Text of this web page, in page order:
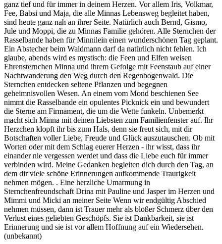
ganz tief und für immer in deinem Herzen. Vor allem Iris, Volkmar,
Fee, Babsi und Maja, die alle Minnas Lebensweg begleitet haben,
sind heute ganz nah an ihrer Seite. Natürlich auch Bernd, Gismo,
Jule und Moppi, die zu Minnas Familie gehören. Alle Sternchen der
Rasselbande haben für Minnilein einen wunderschönen Tag geplant.
Ein Abstecher beim Waldmann darf da natürlich nicht fehlen. Ich
glaube, abends wird es mystisch: die Feen und Elfen weisen
Ehrensternchen Minna und ihrem Gefolge mit Feenstaub auf einer
Nachtwanderung den Weg durch den Regenbogenwald. Die
Sternchen entdecken seltene Pflanzen und begegnen
geheimnisvollen Wesen. An einem vom Mond beschienen See
nimmt die Rasselbande ein opulentes Picknick ein und bewundert
die Sterne am Firmament, die um die Wette funkeln. Unbemerkt
macht sich Minna mit deinen Liebsten zum Familienfenster auf. Ihr
Herzchen klopft ihr bis zum Hals, denn sie freut sich, mit dir
Botschaften voller Liebe, Freude und Glück auszutauschen. Ob mit
Worten oder mit dem Schlag euerer Herzen - ihr wisst, dass ihr
einander nie vergessen werdet und dass die Liebe euch für immer
verbinden wird. Meine Gedanken begleiten dich durch den Tag, an
dem dir viele schöne Erinnerungen aufkommende Traurigkeit
nehmen mögen. . Eine herzliche Umarmung in
Sternchenfreundschaft Drina mit Pauline und Jasper im Herzen und
Mimmi und Micki an meiner Seite Wenn wir endgültig Abschied
nehmen müssen, dann ist Trauer mehr als bloßer Schmerz über den
Verlust eines geliebten Geschöpfs. Sie ist Dankbarkeit, sie ist
Erinnerung und sie ist vor allem Hoffnung auf ein Wiedersehen.
(unbekannt)